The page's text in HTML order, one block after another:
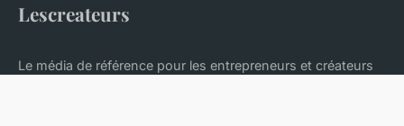
Lescreateurs
Le média de référence pour les entrepreneurs et créateurs